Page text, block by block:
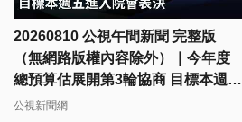
20260810 公視午間新聞 完整版
（無網路版權內容除外）｜今年度
總預算估展開第3輪協商 目標本週五
進入院會表決
公視新聞網